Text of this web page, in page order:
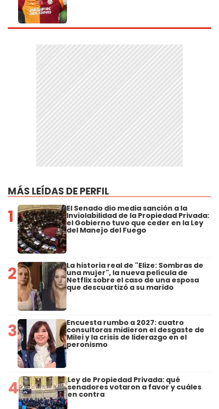
MÁS LEÍDAS DE PERFIL
1 El Senado dio media sanción a la
Inviolabilidad de la Propiedad Privada:
el Gobierno tuvo que ceder en la Ley
del Manejo del Fuego
2 La historia real de "Elize: Sombras de
una mujer", la nueva película de
Netflix sobre el caso de una esposa
que descuartizó a su marido
3 Encuesta rumbo a 2027: cuatro
consultoras midieron el desgaste de
Milei y la crisis de liderazgo en el
peronismo
4 Ley de Propiedad Privada: qué
senadores votaron a favor y cuáles
en contra